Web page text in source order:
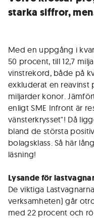
starka siffror,
Med en uppgång i
50 procent, till 12,7
vinstrekord, både på
exkluderat en reavinst
miljarder konor.
enligt SME Infront är
vänsterkrysset"! Då
bland de största
bolagsklass. Så här
läsning!
Lysande för
De viktiga
verksamheten) går
med 22 procent och